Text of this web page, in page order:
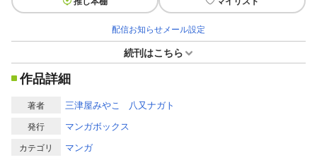
配信お知らせメール設定
続刊はこちら
作品詳細
著者 三津屋みやこ 八又ナガト
発行 マンガボックス
カテゴリ マンガ